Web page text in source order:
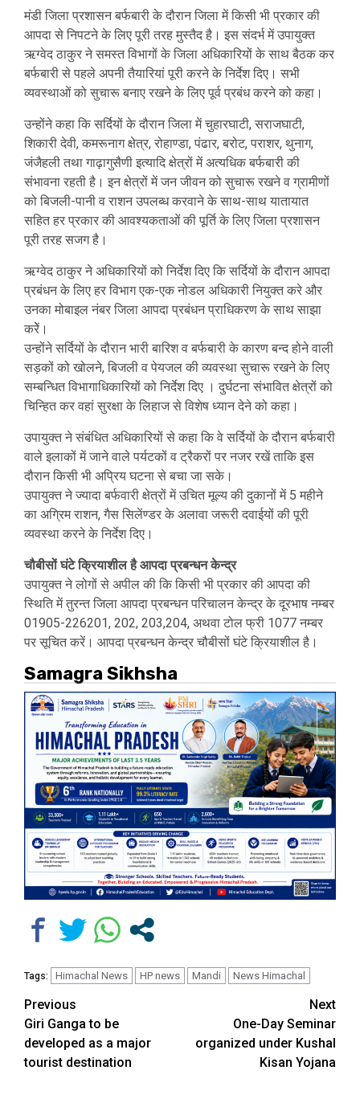
मंडी जिला प्रशासन बर्फबारी के दौरान जिला में किसी भी प्रकार की
आपदा से निपटने के लिए पूरी तरह मुस्तैद है। इस संदर्भ में उपायुक्त
ऋग्वेद ठाकुर ने समस्त विभागों के जिला अधिकारियों के साथ बैठक कर
बर्फबारी से पहले अपनी तैयारियां पूरी करने के निर्देश दिए। सभी
व्यवस्थाओं को सुचारू बनाए रखने के लिए पूर्व प्रबंध करने को कहा।
उन्होंने कहा कि सर्दियों के दौरान जिला में चुहारघाटी, सराजघाटी,
शिकारी देवी, कमरूनाग क्षेत्र, रोहाण्डा, पंढार, बरोट, पराशर, थुनाग,
जंजैहली तथा गाढ़ागुसैणी इत्यादि क्षेत्रों में अत्यधिक बर्फबारी की
संभावना रहती है। इन क्षेत्रों में जन जीवन को सुचारू रखने व ग्रामीणों
को बिजली-पानी व राशन उपलब्ध करवाने के साथ-साथ यातायात
सहित हर प्रकार की आवश्यकताओं की पूर्ति के लिए जिला प्रशासन
पूरी तरह सजग है।
ऋग्वेद ठाकुर ने अधिकारियों को निर्देश दिए कि सर्दियों के दौरान आपदा
प्रबंधन के लिए हर विभाग एक-एक नोडल अधिकारी नियुक्त करे और
उनका मोबाइल नंबर जिला आपदा प्रबंधन प्राधिकरण के साथ साझा
करेें।
उन्होंने सर्दियों के दौरान भारी बारिश व बर्फबारी के कारण बन्द होने वाली
सड़कों को खोलने, बिजली व पेयजल की व्यवस्था सुचारू रखने के लिए
सम्बन्धित विभागाधिकारियों को निर्देश दिए । दुर्घटना संभावित क्षेत्रों को
चिन्हित कर वहां सुरक्षा के लिहाज से विशेष ध्यान देने को कहा।
उपायुक्त ने संबंधित अधिकारियों से कहा कि वे सर्दियों के दौरान बर्फबारी
वाले इलाकों में जाने वाले पर्यटकों व ट्रैकरों पर नजर रखें ताकि इस
दौरान किसी भी अप्रिय घटना से बचा जा सके।
उपायुक्त ने ज्यादा बर्फवारी क्षेत्रों में उचित मूल्य की दुकानों में 5 महीने
का अग्रिम राशन, गैस सिलेंण्डर के अलावा जरूरी दवाईयों की पूरी
व्यवस्था करने के निर्देश दिए।
चौबीसों घंटे क्रियाशील है आपदा प्रबन्धन केन्द्र
उपायुक्त ने लोगों से अपील की कि किसी भी प्रकार की आपदा की
स्थिति में तुरन्त जिला आपदा प्रबन्धन परिचालन केन्द्र के दूरभाष नम्बर
01905-226201, 202, 203,204, अथवा टोल फ्री 1077 नम्बर
पर सूचित करें। आपदा प्रबन्धन केन्द्र चौबीसों घंटे क्रियाशील है।
Samagra Sikhsha
Tags: Himachal News HP news Mandi News Himachal
Continue
Reading
Previous
Giri Ganga to be
developed as a major
tourist destination
Next
One-Day Seminar
organized under Kushal
Kisan Yojana